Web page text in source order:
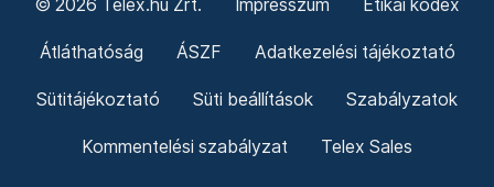
© 2026 Telex.hu Zrt. Impresszum Etikai kódex
Átláthatóság ÁSZF Adatkezelési tájékoztató
Sütitájékoztató Süti beállítások Szabályzatok
Kommentelési szabályzat Telex Sales